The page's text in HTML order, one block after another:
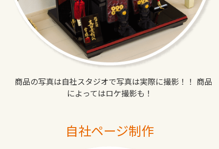
商品の写真は自社スタジオで写真は実際に撮影！！ 商品
によってはロケ撮影も！
自社ページ制作